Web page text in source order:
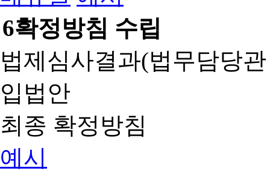
6확정방침 수립
법제심사결과(법무담당
입법안
최종 확정방침
예시